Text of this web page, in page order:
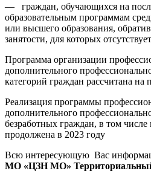
— граждан, обучающихся на
образовательным программам
или высшего образования,
занятости, для которых
Программа организации
дополнительного
категорий граждан рассчитана на
Реализация программы
дополнительного
безработных граждан, в том
продолжена в 2023 году
Всю интересующую Вас
МО «ЦЗН МО»